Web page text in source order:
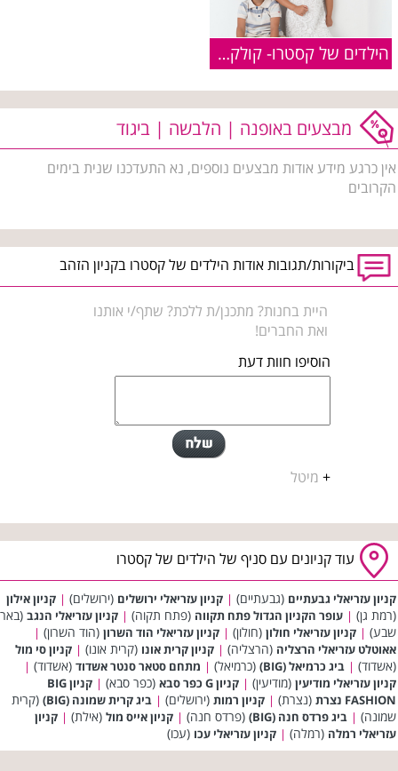
הילדים של קסטרו- קולקציית סתיו 2015
מבצעים באופנה | הלבשה | ביגוד
אין כרגע מידע אודות מבצעים נוספים, נא התעדכנו שנית בימים
הקרובים
ביקורות/תגובות אודות הילדים של קסטרו בקניון הזהב
היית בחנות? מתכנן/ת ללכת? שתף/י אותנו
ואת החברים!
הוסיפו חוות דעת
+ מיטל
עוד קניונים עם סניף של הילדים של קסטרו
קניון עזריאלי גבעתיים (גבעתיים) | קניון עזריאלי ירושלים (ירושלים) | קניון אילון
(רמת גן) | עופר הקניון הגדול פתח תקווה (פתח תקוה) | קניון עזריאלי הנגב (באר
שבע) | קניון עזריאלי חולון (חולון) | קניון עזריאלי הוד השרון (הוד השרון) |
אאוטלט עזריאלי הרצליה (הרצליה) | קניון קרית אונו (קרית אונו) | קניון סי מול
(אשדוד) | ביג כרמיאל (BIG) (כרמיאל) | מתחם סטאר סנטר אשדוד (אשדוד) |
קניון עזריאלי מודיעין (מודיעין) | קניון G כפר סבא (כפר סבא) |
קניון BIG
FASHION נצרת
(נצרת) | קניון רמות (ירושלים) | ביג קרית שמונה (BIG)
(קרית
שמונה) | ביג פרדס חנה (BIG) (פרדס חנה) | קניון אייס מול (אילת) | קניון
עזריאלי רמלה (רמלה) | קניון עזריאלי עכו (עכו)